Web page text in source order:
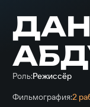
Роль:Режиссёр
Фильмография:2